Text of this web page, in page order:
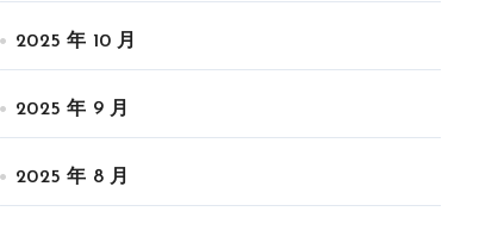
2025 年 10 月
2025 年 9 月
2025 年 8 月